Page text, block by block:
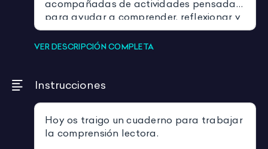
acompañadas de actividades pensadas
para ayudar a comprender, reflexionar y
expresar ideas de manera clara y
divertida.
VER DESCRIPCIÓN COMPLETA
Instrucciones
Hoy os traigo un cuaderno para trabajar
la comprensión lectora.